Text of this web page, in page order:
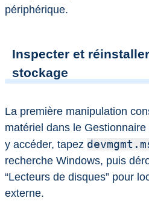
périphérique.
Inspecter et
stockage
La première manipulation
matériel dans le
y accéder, tapez
recherche Windows, puis
“Lecteurs de disques” pour
externe.